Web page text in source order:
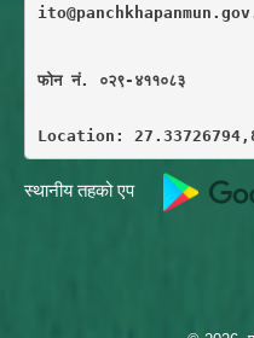
फाेन नं. ०२९-४११०८३
Location:
स्थानीय तहको एप